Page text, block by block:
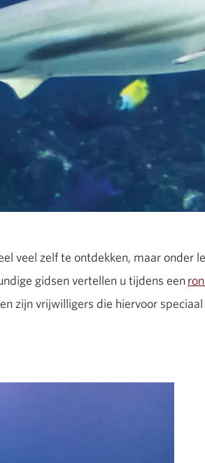
veel zelf te ontdekken, maar onder
gidsen vertellen u tijdens een
zijn vrijwilligers die hiervoor